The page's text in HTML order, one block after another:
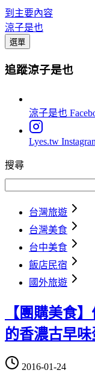
到主要內容
涼子是也
選單
追蹤涼子是也
涼子是也
Lyes.tw
搜尋
台灣旅遊
台灣美食
台中美食
飯店民宿
國外旅遊
【團購美食
的香濃古早
2016-01-24